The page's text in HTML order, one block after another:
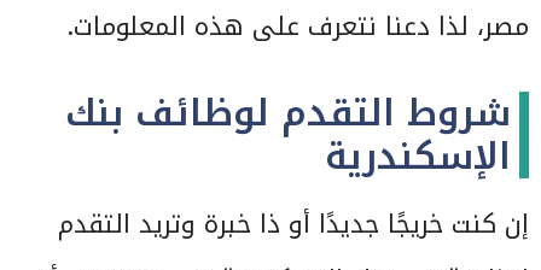
مصر، لذا دعنا نتعرف على هذه المعلومات.
شروط التقدم لوظائف بنك
الإسكندرية
إن كنت خريجًا جديدًا أو ذا خبرة وتريد التقدم